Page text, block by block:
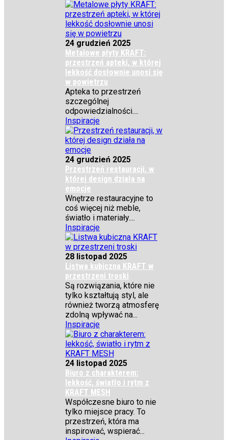
24 grudzień 2025
Metalowe płyty KRAFT:
przestrzeń apteki, w której
lekkość dosłownie unosi się
w powietrzu
Apteka to przestrzeń
szczególnej
odpowiedzialności....
Inspiracje
24 grudzień 2025
Przestrzeń restauracji, w
której design działa na
emocje
Wnętrze restauracyjne to
coś więcej niż meble,
światło i materiały....
Inspiracje
28 listopad 2025
Listwa kubiczna KRAFT w
przestrzeni troski
Są rozwiązania, które nie
tylko kształtują styl, ale
również tworzą atmosferę
zdolną wpływać na...
Inspiracje
24 listopad 2025
Biuro z charakterem:
lekkość, światło i rytm z
KRAFT MESH
Współczesne biuro to nie
tylko miejsce pracy. To
przestrzeń, która ma
inspirować, wspierać...